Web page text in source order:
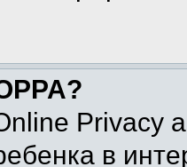
Privacy
в